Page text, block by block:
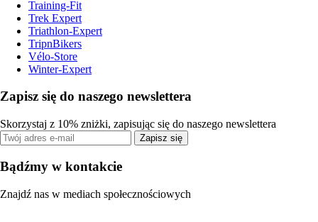
Training-Fit
Trek Expert
Triathlon-Expert
TripnBikers
Vélo-Store
Winter-Expert
Zapisz się do naszego newslettera
Skorzystaj z 10% zniżki, zapisując się do naszego newslettera
Zapisz się
Bądźmy w kontakcie
Znajdź nas w mediach społecznościowych